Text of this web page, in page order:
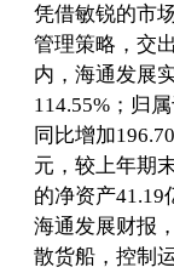
凭借敏锐的市
管理策略，交
内，海通发展
114.55%；归
同比增加
元，较上年期
的净资产41.19
海通发展财报
散货船，控制